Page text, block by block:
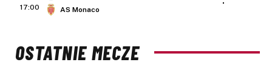
17:00
AS Monaco
OSTATNIE MECZE